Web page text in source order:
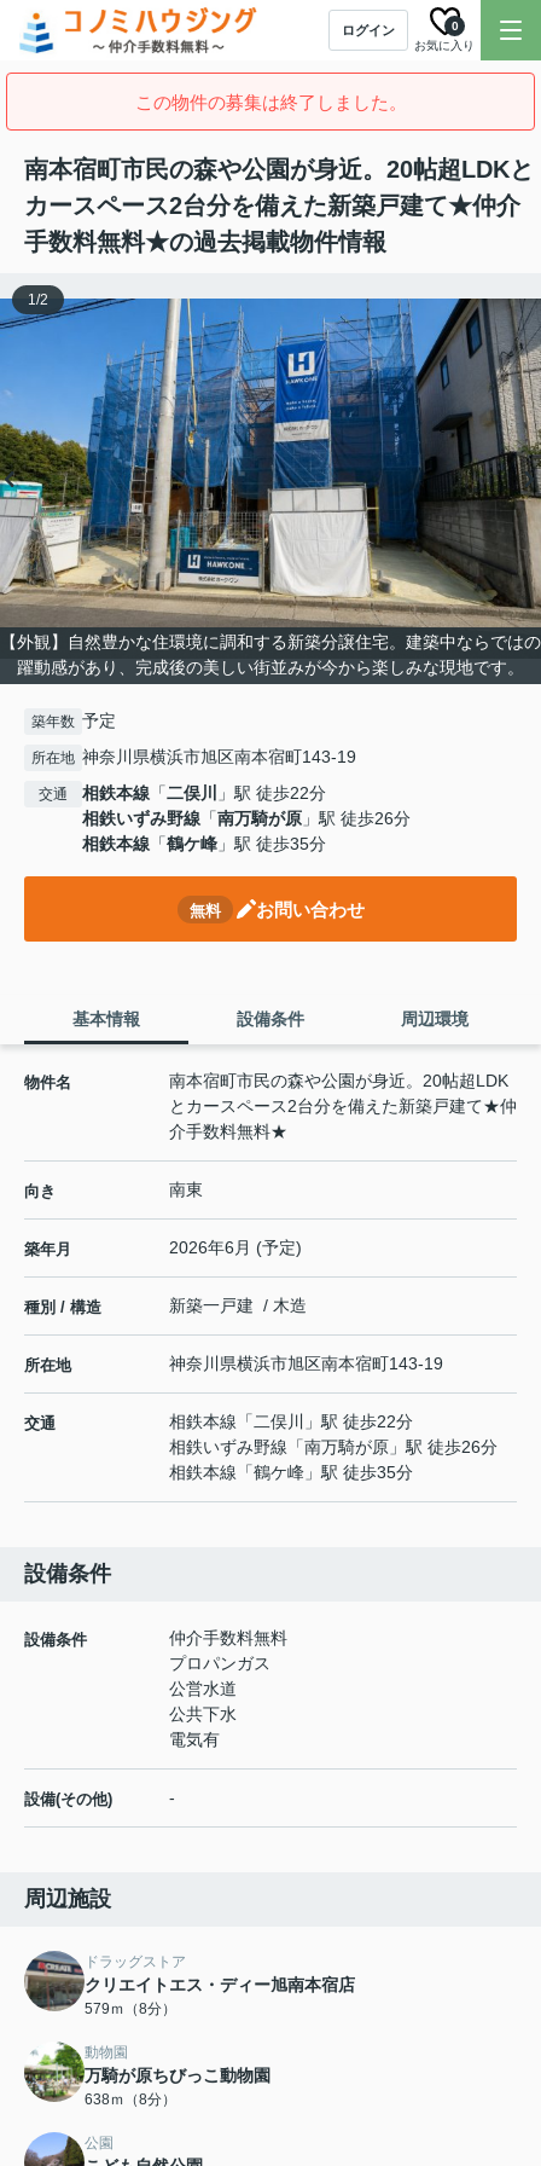
ログイン
お気に入り
0
この物件の募集は終了しました。
南本宿町市民の森や公園が身近。20帖超LDKと
カースペース2台分を備えた新築戸建て★仲介
手数料無料★の過去掲載物件情報
【外観】自然豊かな住環境に調和する新築分譲住宅。建築中ならではの
躍動感があり、完成後の美しい街並みが今から楽しみな現地です。
1/2
築年数 予定
所在地 神奈川県横浜市旭区南本宿町143-19
交通 相鉄本線 「二俣川
」駅 徒歩22分
相鉄いずみ野線 「南万騎が原 」駅 徒歩26分
相鉄本線 「鶴ケ峰 」駅 徒歩35分
無料 お問い合わせ
基本情報 設備条件 周辺環境
物件名
南本宿町市民の森や公園が身近。20帖超LDK
とカースペース2台分を備えた新築戸建て★仲
介手数料無料★
向き 南東
築年月 2026年6月 (予定)
種別 / 構造 新築一戸建 / 木造
所在地 神奈川県横浜市旭区南本宿町143-19
交通 相鉄本線 「二俣川
」駅 徒歩22分
相鉄いずみ野線 「南万騎が原 」駅 徒歩26分
相鉄本線 「鶴ケ峰 」駅 徒歩35分
設備条件
設備条件
仲介手数料無料
プロパンガス
公営水道
公共下水
電気有
設備(その他) -
周辺施設
ドラッグストア
クリエイトエス・ディー旭南本宿店
579ｍ（8分）
動物園
万騎が原ちびっこ動物園
638ｍ（8分）
公園